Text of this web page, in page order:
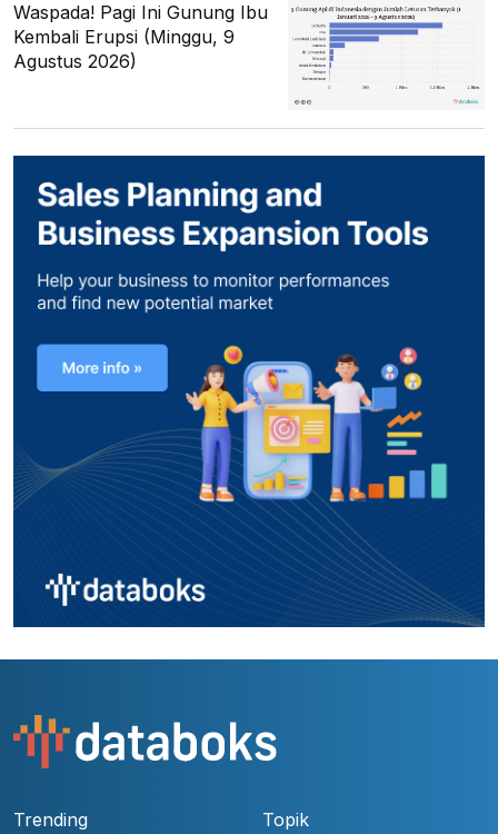
Waspada! Pagi Ini Gunung Ibu
Kembali Erupsi (Minggu, 9
Agustus 2026)
Trending Topik